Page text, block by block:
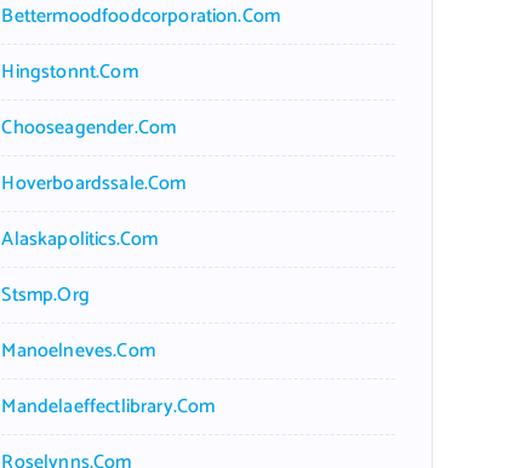
Bettermoodfoodcorporation.com
Hingstonnt.com
Chooseagender.com
Hoverboardssale.com
Alaskapolitics.com
Stsmp.org
Manoelneves.com
Mandelaeffectlibrary.com